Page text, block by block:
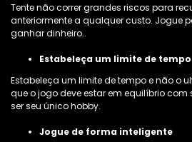
Tente não correr grandes riscos para
anteriormente a qualquer custo. Jogue
ganhar dinheiro..
Estabeleça um limite de
Estabeleça um limite de tempo e não o
que o jogo deve estar em equilíbrio com
ser seu único hobby.
Jogue de forma inteligente